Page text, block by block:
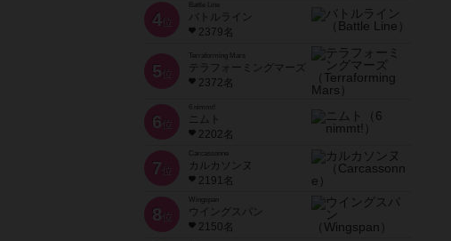
4位
Battle Line
バトルライン
2379名
5 位
Terraforming Mars
テラフォーミングマーズ
2372名
6 位
ニムト
2202名
7 位
Carcassonne
カルカソンヌ
2191名
8 位
Wingspan
ウイングスパン
2150名